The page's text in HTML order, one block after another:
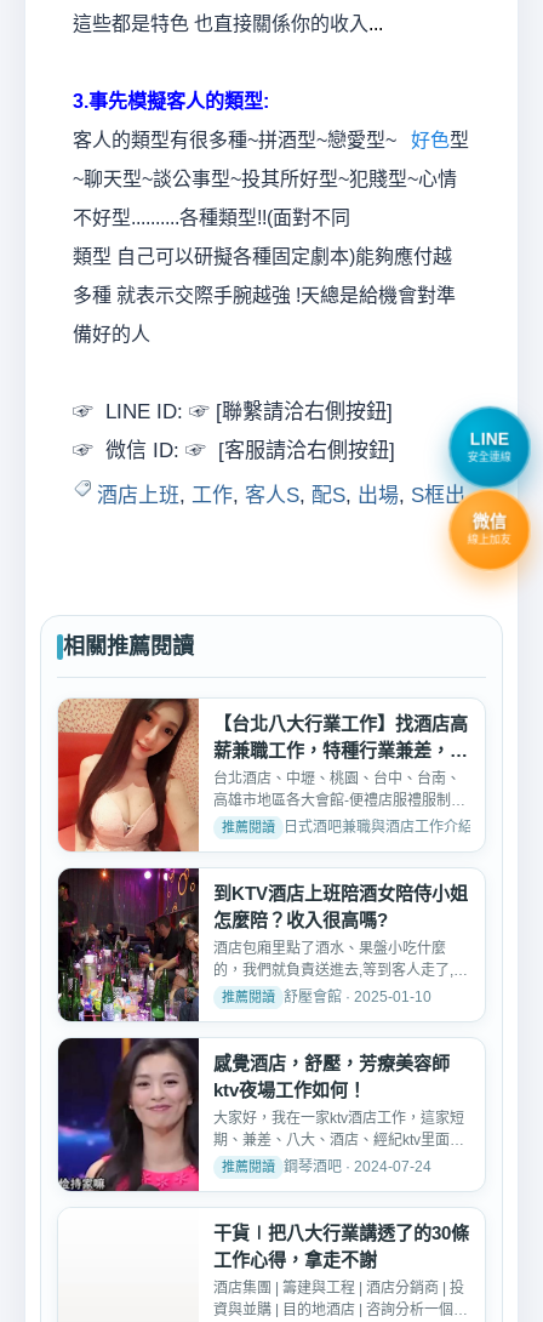
這些都是特色 也直接關係你的收入 ...
3.事先模擬客人的類型:
客人的類型有很多種~拼酒型~戀愛型~
好色型
~聊天型~談公事型~投其所好型~犯賤型~心情
不好型..........各種類型!!(面對不同
類型 自己可以研擬各種固定劇本)能夠應付越
多種 就表示交際手腕越強 !天總是給機會對準
備好的人
☞ LINE ID: ☞ [聯繫請洽右側按鈕]
☞ 微信 ID: ☞ [客服請洽右側按鈕]
酒店上班, 工作, 客人S, 配S, 出場, S框出
相關推薦閱讀
【台北八大行業工作】找酒店高
薪兼職工作，特種行業兼差，打
工
台北酒店、中壢、桃園、台中、台南、
高雄市地區各大會館-便禮店服禮服制服
酒店公關小姐，八大幹...
日式酒吧兼職與酒店工作介紹 · 2026-
到KTV酒店上班陪酒女陪侍小姐
怎麼陪？收入很高嗎?
酒店包廂里點了酒水、果盤小吃什麼
的，我們就負責送進去,等到客人走了,我
們又要打掃包廂的衛生。...
舒壓會館 · 2025-01-10
感覺酒店，舒壓，芳療美容師
ktv夜場工作如何！
大家好，我在一家ktv酒店工作，這家短
期、兼差、八大、酒店、經紀ktv里面包
吃包住，兼職，正職，...
鋼琴酒吧 · 2024-07-24
干貨∣把八大行業講透了的30條
工作心得，拿走不謝
酒店集團 | 籌建與工程 | 酒店分銷商 | 投
資與並購 | 目的地酒店 | 咨詢分析一個有
LINE
安全連線
微信
線上加友